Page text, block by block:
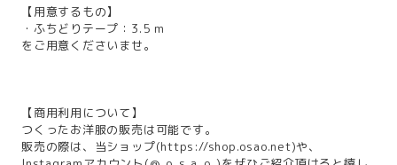
【用意するもの】
・ふちどりテープ：3.5 m
をご用意くださいませ。
【商用利用について】
つくったお洋服の販売は可能です。
販売の際は、当ショップ(https://shop.osao.net)や、